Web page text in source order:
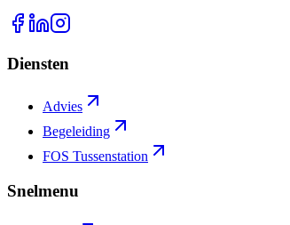
Diensten
Advies
Begeleiding
FOS Tussenstation
Snelmenu